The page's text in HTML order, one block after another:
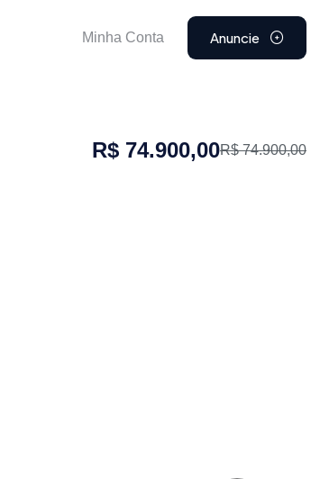
Minha Conta Anuncie
R$ 74.900,00R$ 74.900,00